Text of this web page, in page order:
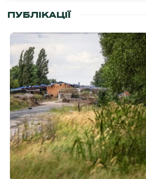
ПУБЛІКАЦІЇ